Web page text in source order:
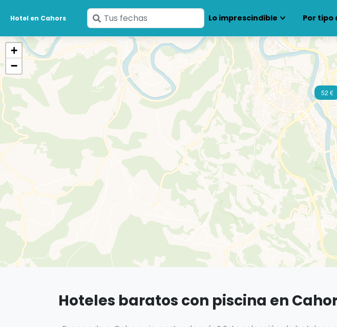
Hotel en Cahors
Ingresa
tus
fechas
Lo imprescindible Por tipo
52 €
+
−
Hoteles baratos con piscina en